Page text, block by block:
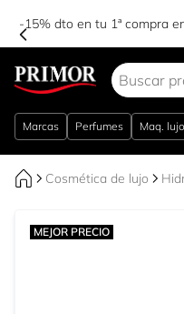
-15% dto en tu 1ª compra
Marcas Perfumes Maq. lujo
Cosmética de lujo
MEJOR PRECIO